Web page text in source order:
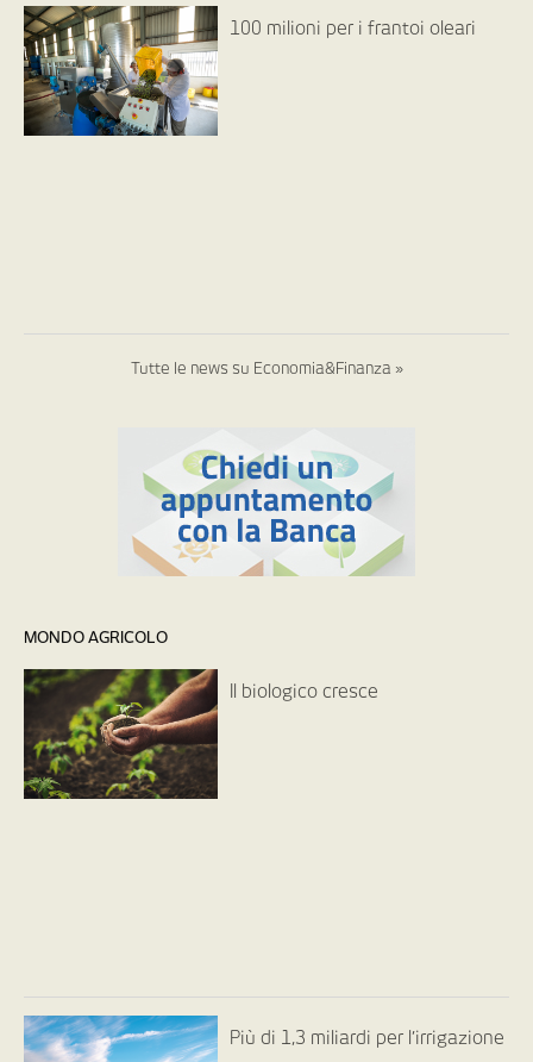
100 milioni per i frantoi oleari
Tutte le news su Economia&Finanza »
MONDO AGRICOLO
Il biologico cresce
Più di 1,3 miliardi per l’irrigazione